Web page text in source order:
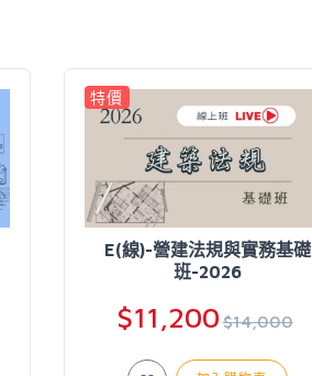
特價
E(線)-營建法規與實務基礎
班-2026
$11,200 $14,000